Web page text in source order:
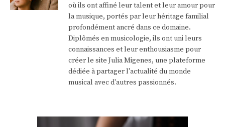
où ils ont affiné leur talent et leur amour pour
la musique, portés par leur héritage familial
profondément ancré dans ce domaine.
Diplômés en musicologie, ils ont uni leurs
connaissances et leur enthousiasme pour
créer le site Julia Migenes, une plateforme
dédiée à partager l'actualité du monde
musical avec d'autres passionnés.